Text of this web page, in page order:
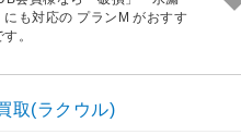
にも対応の プランM がおすす
。
取(ラクウル)